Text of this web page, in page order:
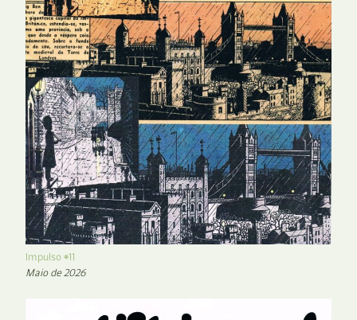
Impulso #11
Maio de 2026